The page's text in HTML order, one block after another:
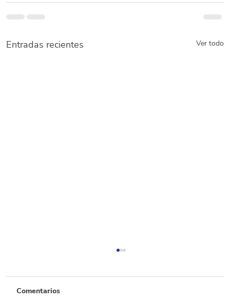
Entradas recientes Ver todo
Comentarios